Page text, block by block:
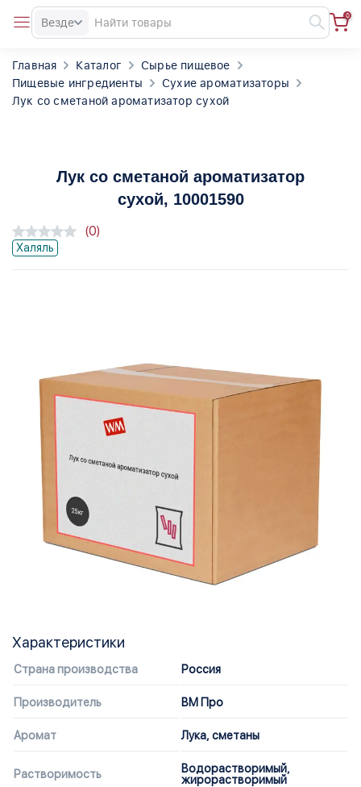
Везде
0
Главная Каталог
Сырье пищевое
Пищевые ингредиенты
Сухие ароматизаторы
Лук со сметаной ароматизатор сухой
Лук со сметаной ароматизатор
сухой, 10001590
Халяль
(0)
Характеристики
Страна производства Россия
Производитель ВМ Про
Аромат Лука, сметаны
Растворимость
Водорастворимый,
жирорастворимый